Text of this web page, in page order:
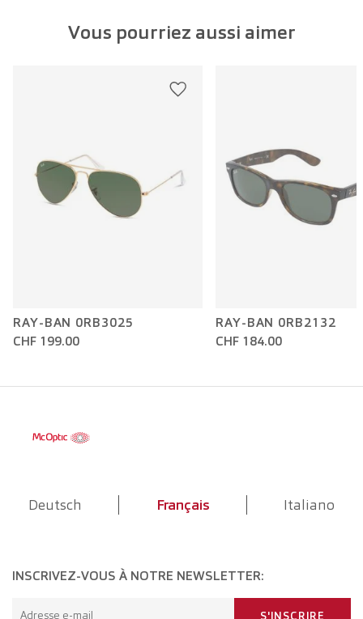
Largeur verre: 40 mm
Vous pourriez aussi aimer
RAY-BAN 0RB3025
CHF 199.00
RAY-BAN 0RB2132
CHF 184.00
Deutsch Français Italiano
INSCRIVEZ-VOUS À NOTRE NEWSLETTER:
Adresse e-mail S'INSCRIRE